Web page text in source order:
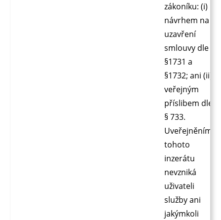
zákoníku: (i)
návrhem na
uzavření
smlouvy dle
§1731 a
§1732; ani (ii)
veřejným
příslibem dle
§ 733.
Uveřejněním
tohoto
inzerátu
nevzniká
uživateli
služby ani
jakýmkoli